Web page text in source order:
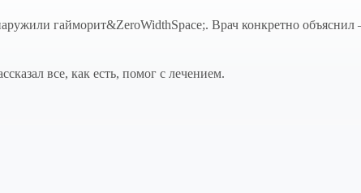
гайморит&ZeroWidthSpace;. Врач конкретно
все, как есть, помог с лечением.